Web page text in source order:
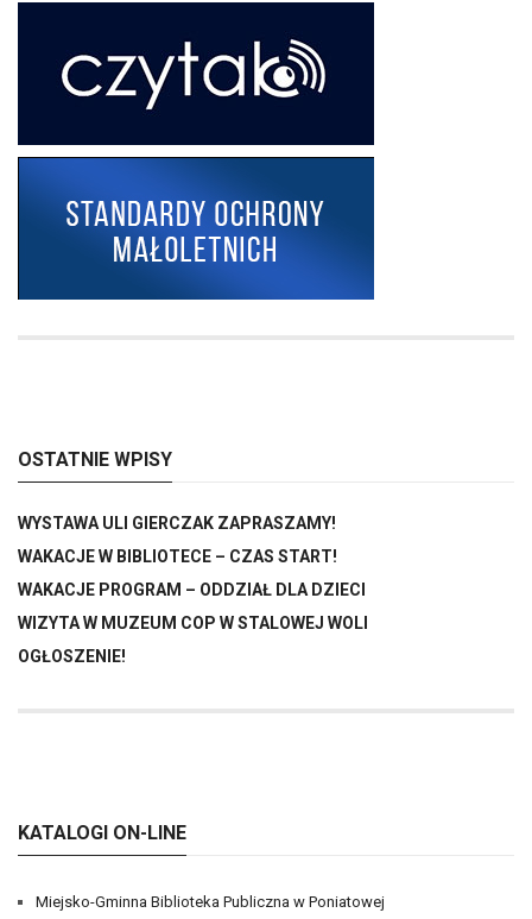
OSTATNIE WPISY
WYSTAWA ULI GIERCZAK ZAPRASZAMY!
WAKACJE W BIBLIOTECE – CZAS START!
WAKACJE PROGRAM – ODDZIAŁ DLA DZIECI
WIZYTA W MUZEUM COP W STALOWEJ WOLI
OGŁOSZENIE!
KATALOGI ON-LINE
Miejsko-Gminna Biblioteka Publiczna w Poniatowej